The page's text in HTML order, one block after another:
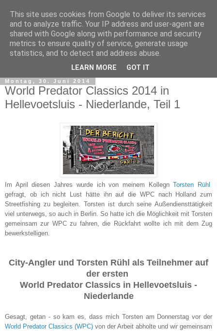
Montag, 30. Juni 2014
World Predator Classics 2014 in
Hellevoetsluis - Niederlande, Teil 1
Im April diesen Jahres wurde ich von meinem KollegnTorsten Rühl
gefragt, ob ich nicht Lust hätte ihn auf die WPC nach Holland zum
Streetfishing zu begleiten. Torsten ist durch seine Außendiensttätigkeit
viel unterwegs, so auch in Berlin. So hatte ich die Möglichkeit mit Torsten
gemeinsam zur WPC zu fahren, die Rückfahrt wollte ich mit dem Zug
bewerkstelligen.
City-Angler und Torsten Rühl als Teilnehmer auf
der ersten
World Predator Classics in Hellevoetsluis -
Niederlande
Gesagt, getan - so kam es, dass mich Torsten am Donnerstag vor der
World Predator Classics (WPC) von der Arbeit abholte und wir gemeinsam
This site uses cookies from Google to deliver its services
and to analyze traffic. Your IP address and user-agent are
shared with Google along with performance and security
metrics to ensure quality of service, generate usage
statistics, and to detect and address abuse.
LEARN MORE GOT IT